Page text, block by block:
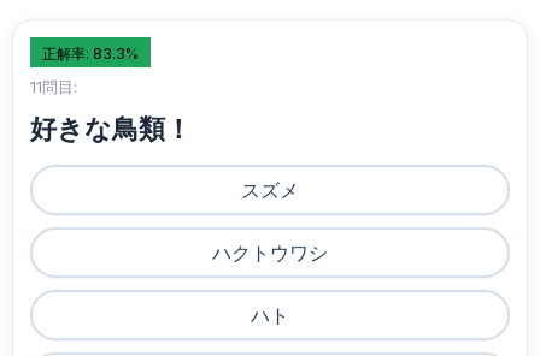
正解率: 83.3%
11問目:
好きな鳥類！
スズメ
ハクトウワシ
ハト